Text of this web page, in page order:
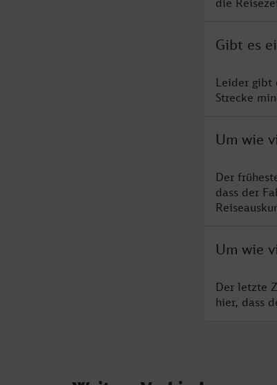
die
Gibt es
Leider gibt
Strecke
Um wie
Der
dass der
Um wie
Der letzte
hier, dass